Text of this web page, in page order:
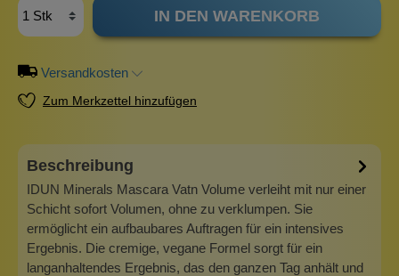
IN DEN WARENKORB
Versandkosten
Zum Merkzettel hinzufügen
Beschreibung
IDUN Minerals Mascara Vatn Volume verleiht mit nur einer
Schicht sofort Volumen, ohne zu verklumpen. Sie
ermöglicht ein aufbaubares Auftragen für ein intensives
Ergebnis. Die cremige, vegane Formel sorgt für ein
langanhaltendes Ergebnis, das den ganzen Tag anhält und